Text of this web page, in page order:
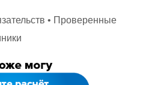
• Проверенные